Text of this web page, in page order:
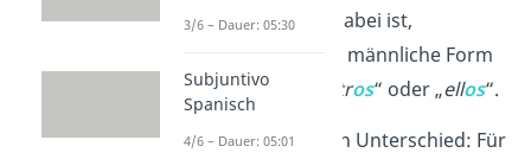
Sobald einMann
dabei ist,
verwendest du die männliche Form
„nosotros“, „ vosotros“ oder „ellos“.
Und es gibt noch einen Unterschied: Für
3/6 – Dauer: 05:30
Subjuntivo
Spanisch
4/6 – Dauer: 05:01